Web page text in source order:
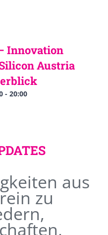
Innovation
Austria
- 20:00
aus
zu